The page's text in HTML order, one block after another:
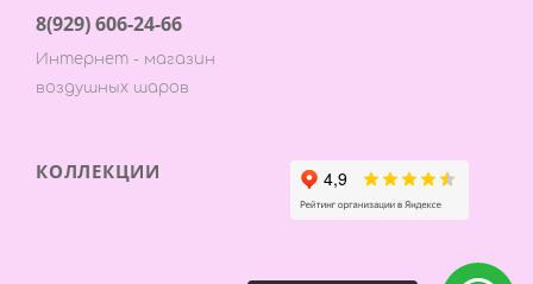
8(929) 606-24-66
Интернет - магазин
воздушных шаров
КОЛЛЕКЦИИ